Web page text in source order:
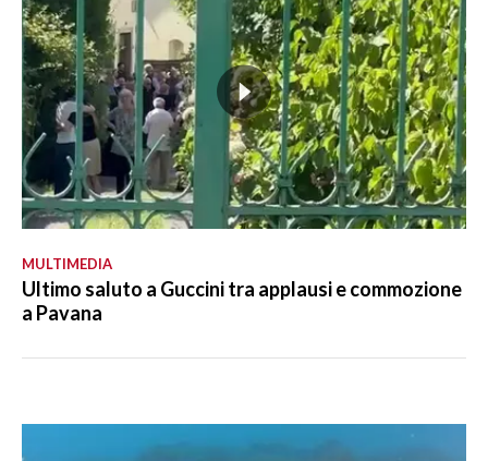
MULTIMEDIA
Ultimo saluto a Guccini tra applausi e commozione
a Pavana